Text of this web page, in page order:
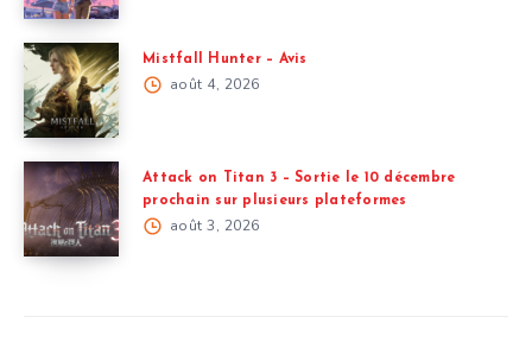
Mistfall Hunter – Avis
août 4, 2026
Attack on Titan 3 – Sortie le 10 décembre
prochain sur plusieurs plateformes
août 3, 2026